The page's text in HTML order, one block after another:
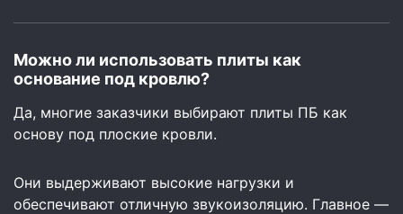
Можно ли использовать плиты как
основание под кровлю?
Да, многие заказчики выбирают плиты ПБ как
основу под плоские кровли.
Они выдерживают высокие нагрузки и
обеспечивают отличную звукоизоляцию. Главное —